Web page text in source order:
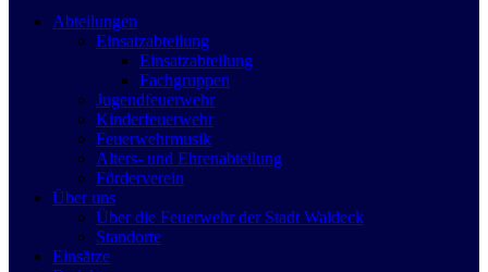
Abteilungen
Einsatzabteilung
Einsatzabteilung
Fachgruppen
Jugendfeuerwehr
Kinderfeuerwehr
Feuerwehrmusik
Alters- und Ehrenabteilung
Förderverein
Über uns
Über die Feuerwehr der Stadt Waldeck
Standorte
Einsätze